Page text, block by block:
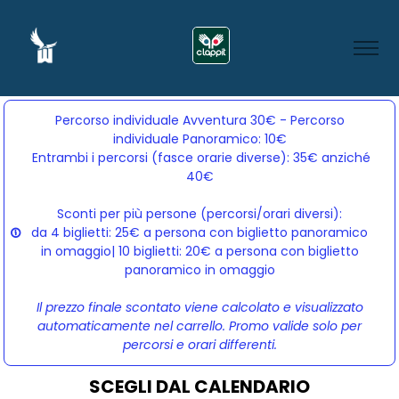
Percorso individuale Avventura 30€ - Percorso
individuale Panoramico: 10€
Entrambi i percorsi (fasce orarie diverse): 35€ anziché
40€
Sconti per più persone (percorsi/orari diversi):
da 4 biglietti: 25€ a persona con biglietto panoramico
in omaggio| 10 biglietti: 20€ a persona con biglietto
panoramico in omaggio
Il prezzo finale scontato viene calcolato e visualizzato
automaticamente nel carrello. Promo valide solo per
percorsi e orari differenti.
SCEGLI DAL CALENDARIO